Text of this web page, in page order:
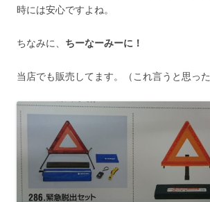
時には安心ですよね。
ちなみに、 ちーなーみーに！
当店でも販売してます。（これ言うと思った